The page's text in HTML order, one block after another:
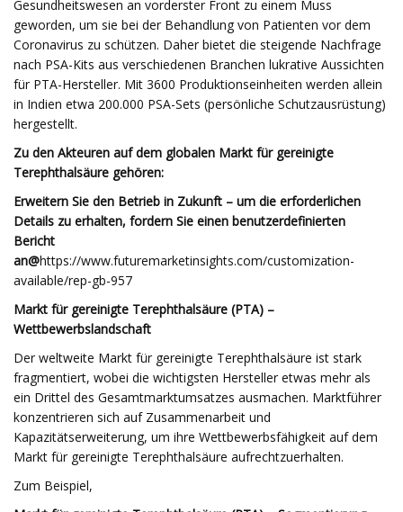
Gesundheitswesen an vorderster Front zu einem Muss
geworden, um sie bei der Behandlung von Patienten vor dem
Coronavirus zu schützen. Daher bietet die steigende Nachfrage
nach PSA-Kits aus verschiedenen Branchen lukrative Aussichten
für PTA-Hersteller. Mit 3600 Produktionseinheiten werden allein
in Indien etwa 200.000 PSA-Sets (persönliche Schutzausrüstung)
hergestellt.
Zu den Akteuren auf dem globalen Markt für gereinigte
Terephthalsäure gehören:
Erweitern Sie den Betrieb in Zukunft – um die erforderlichen
Details zu erhalten, fordern Sie einen benutzerdefinierten
Bericht
an@https://www.futuremarketinsights.com/customization-
available/rep-gb-957
Markt für gereinigte Terephthalsäure (PTA) –
Wettbewerbslandschaft
Der weltweite Markt für gereinigte Terephthalsäure ist stark
fragmentiert, wobei die wichtigsten Hersteller etwas mehr als
ein Drittel des Gesamtmarktumsatzes ausmachen. Marktführer
konzentrieren sich auf Zusammenarbeit und
Kapazitätserweiterung, um ihre Wettbewerbsfähigkeit auf dem
Markt für gereinigte Terephthalsäure aufrechtzuerhalten.
Zum Beispiel,